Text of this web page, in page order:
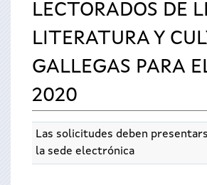
aquíLECTORADOS DE
LITERATURA Y
GALLEGAS PARA
2020
Las solicitudes deben
la sede electrónica